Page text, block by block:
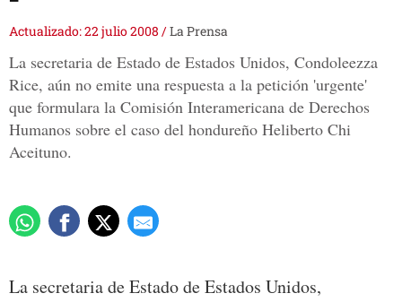
Actualizado: 22 julio 2008 /La Prensa
La secretaria de Estado de Estados Unidos, Condoleezza
Rice, aún no emite una respuesta a la petición 'urgente'
que formulara la Comisión Interamericana de Derechos
Humanos sobre el caso del hondureño Heliberto Chi
Aceituno.
La secretaria de Estado de Estados Unidos,